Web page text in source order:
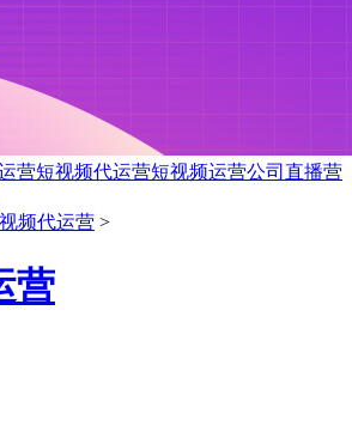
营短视频代运营短视频运营公司 直播营
频代运营 >
营